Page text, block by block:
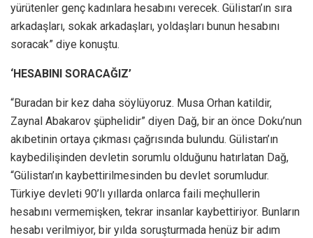
yürütenler genç kadınlara hesabını verecek. Gülistan’ın sıra
arkadaşları, sokak arkadaşları, yoldaşları bunun hesabını
soracak” diye konuştu.
‘HESABINI SORACAĞIZ’
“Buradan bir kez daha söylüyoruz. Musa Orhan katildir,
Zaynal Abakarov şüphelidir” diyen Dağ, bir an önce Doku’nun
akıbetinin ortaya çıkması çağrısında bulundu. Gülistan’ın
kaybedilişinden devletin sorumlu olduğunu hatırlatan Dağ,
“Gülistan’ın kaybettirilmesinden bu devlet sorumludur.
Türkiye devleti 90’lı yıllarda onlarca faili meçhullerin
hesabını vermemişken, tekrar insanlar kaybettiriyor. Bunların
hesabı verilmiyor, bir yılda soruşturmada henüz bir adım